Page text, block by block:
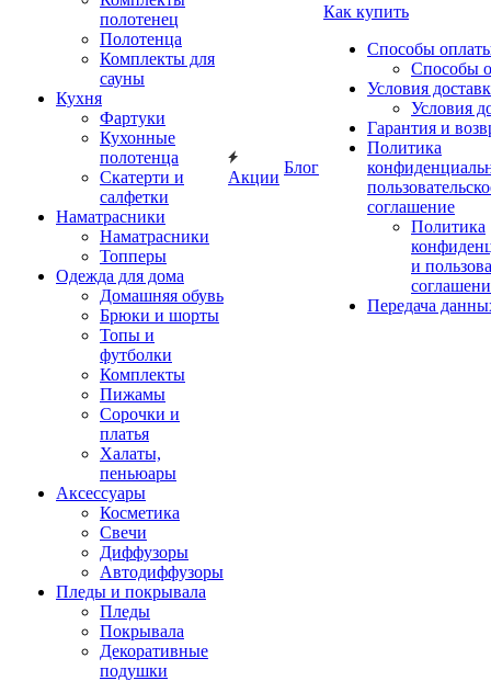
полотенец
Полотенца
Комплекты для
сауны
Кухня
Фартуки
Кухонные
полотенца
Скатерти и
салфетки
Наматрасники
Наматрасники
Топперы
Одежда для дома
Домашняя обувь
Брюки и шорты
Топы и
футболки
Комплекты
Пижамы
Сорочки и
платья
Халаты,
пеньюары
Аксессуары
Косметика
Свечи
Диффузоры
Автодиффузоры
Пледы и покрывала
Пледы
Покрывала
Декоративные
подушки
Акции
Блог
Как купить
Способы
Способы
Условия
Условия
Гарантия и
Политика
соглашение
Политика
и
Передача